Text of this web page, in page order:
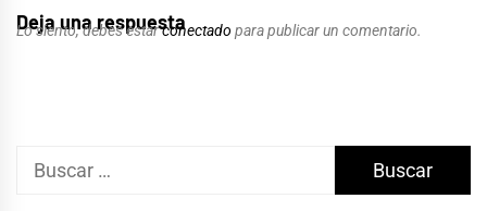
Deja una respuesta
Lo siento, debes estarconectado para publicar un comentario.
Buscar: